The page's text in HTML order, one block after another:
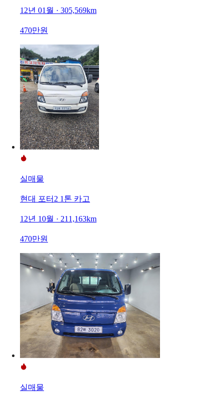
12년 01월 · 305,569km
470만원
실매물
현대 포터2 1톤 카고
12년 10월 · 211,163km
470만원
실매물